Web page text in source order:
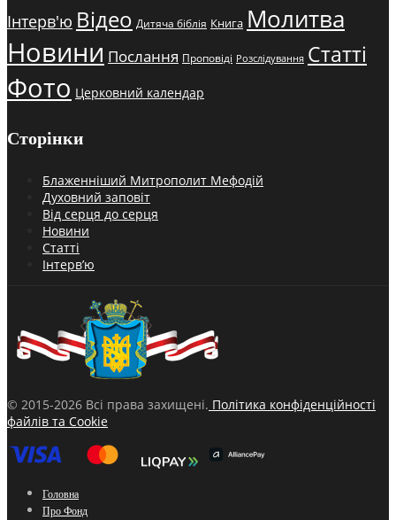
Інтерв'ю Відео Дитяча біблія Книга Молитва
Новини Послання Проповіді Розслідування Статті
Фото Церковний календар
Сторінки
Блаженніший Митрополит Мефодій
Духовний заповіт
Від серця до серця
Новини
Статті
Інтерв’ю
© 2015-2026 Всі права захищені. Політика конфіденційності
файлів та Cookie
Головна
Про Фонд